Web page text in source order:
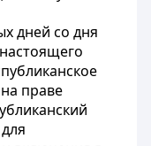
дней со дня
праве